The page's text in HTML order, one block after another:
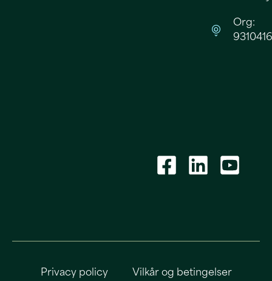
Org:
Privacy policy Vilkår og betingelser